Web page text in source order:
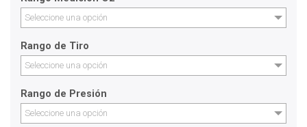
Seleccione una opción
Rango de Tiro
Seleccione una opción
Rango de Presión
Seleccione una opción